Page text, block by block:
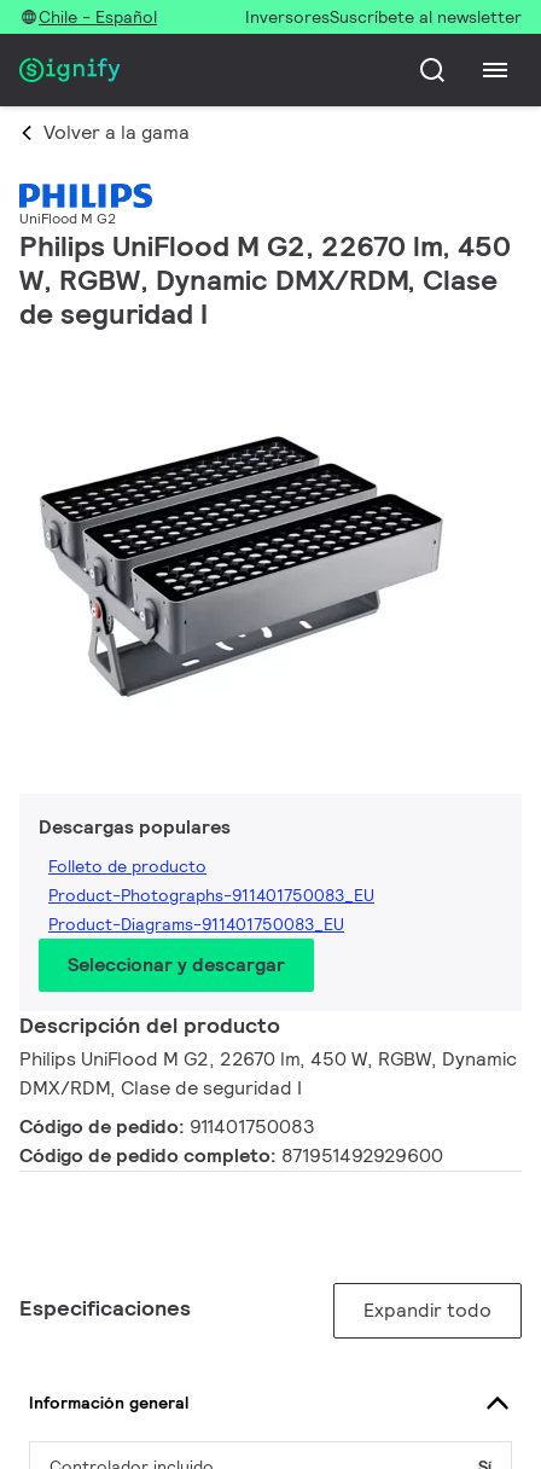
Chile - Español InversoresSuscríbete al newsletter
Volver a la gama
UniFlood M G2
Philips UniFlood M G2, 22670 lm, 450
W, RGBW, Dynamic DMX/RDM, Clase
de seguridad I
Descargas populares
Folleto de producto
Product-Photographs-911401750083_EU
Product-Diagrams-911401750083_EU
Seleccionar y descargar
Descripción del producto
Philips UniFlood M G2, 22670 lm, 450 W, RGBW, Dynamic
DMX/RDM, Clase de seguridad I
Código de pedido: 911401750083
Código de pedido completo: 871951492929600
Especificaciones Expandir todo
Información general